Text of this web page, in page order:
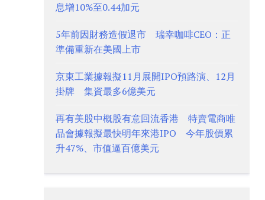
息增10%至0.44加元
5年前因財務造假退市 瑞幸咖啡CEO：正
準備重新在美國上市
京東工業據報擬11月展開IPO預路演、12月
掛牌 集資最多6億美元
再有美股中概股有意回流香港 特賣電商唯
品會據報擬最快明年來港IPO 今年股價累
升47%、市值逼百億美元